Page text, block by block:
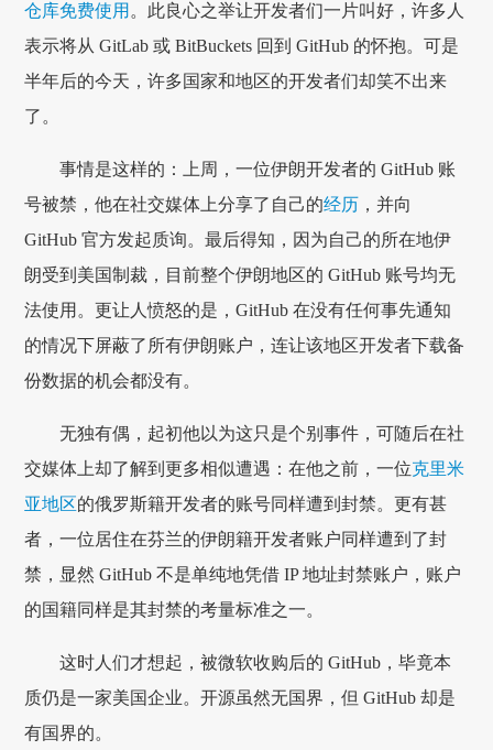
仓库免费使用 。此良心之举让开发者们一片叫好，许多人
表示将从 GitLab 或 BitBuckets 回到 GitHub 的怀抱。可是
半年后的今天，许多国家和地区的开发者们却笑不出来
了。
事情是这样的：上周，一位伊朗开发者的 GitHub 账
号被禁，他在社交媒体上分享了自己的经历 ，并向
GitHub 官方发起质询。最后得知，因为自己的所在地伊
朗受到美国制裁，目前整个伊朗地区的 GitHub 账号均无
法使用。更让人愤怒的是，GitHub 在没有任何事先通知
的情况下屏蔽了所有伊朗账户，连让该地区开发者下载备
份数据的机会都没有。
无独有偶，起初他以为这只是个别事件，可随后在社
交媒体上却了解到更多相似遭遇：在他之前，一位克里米
亚地区的俄罗斯籍开发者的账号同样遭到封禁。更有甚
者，一位居住在芬兰的伊朗籍开发者账户同样遭到了封
禁，显然 GitHub 不是单纯地凭借 IP 地址封禁账户，账户
的国籍同样是其封禁的考量标准之一。
这时人们才想起，被微软收购后的 GitHub，毕竟本
质仍是一家美国企业。开源虽然无国界，但 GitHub 却是
有国界的。